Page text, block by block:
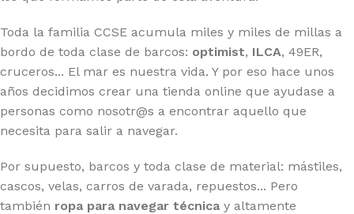
Toda la familia CCSE acumula miles y miles de millas a
bordo de toda clase de barcos: optimist, ILCA, 49ER,
cruceros... El mar es nuestra vida. Y por eso hace unos
años decidimos crear una tienda online que ayudase a
personas como nosotr@s a encontrar aquello que
necesita para salir a navegar.
Por supuesto, barcos y toda clase de material: mástiles,
cascos, velas, carros de varada, repuestos... Pero
también ropa para navegar técnica y altamente